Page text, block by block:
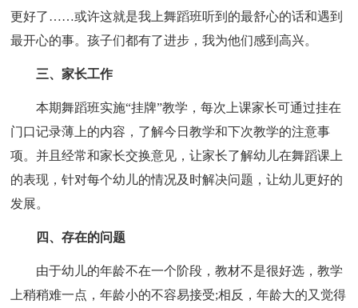
更好了……或许这就是我上舞蹈班听到的最舒心的话和遇到
最开心的事。孩子们都有了进步，我为他们感到高兴。
三、家长工作
本期舞蹈班实施“挂牌”教学，每次上课家长可通过挂在
门口记录薄上的内容，了解今日教学和下次教学的注意事
项。并且经常和家长交换意见，让家长了解幼儿在舞蹈课上
的表现，针对每个幼儿的情况及时解决问题，让幼儿更好的
发展。
四、存在的问题
由于幼儿的年龄不在一个阶段，教材不是很好选，教学
上稍稍难一点，年龄小的不容易接受;相反，年龄大的又觉得